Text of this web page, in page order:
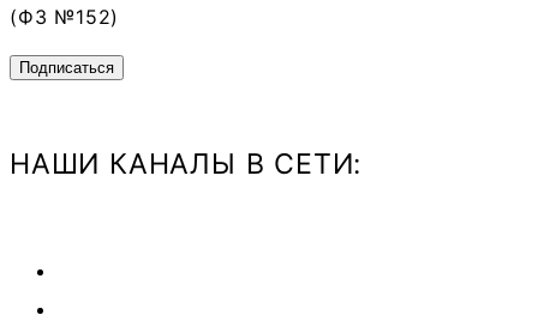
(ФЗ №152)
НАШИ КАНАЛЫ В СЕТИ: